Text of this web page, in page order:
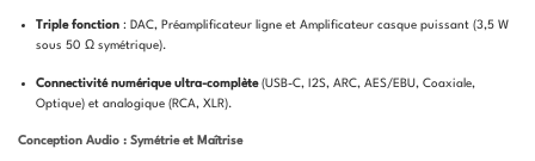
Triple fonction: DAC, Préamplificateur ligne et Amplificateur casque puissant (3,5 W
sous 50 Ω symétrique).
Connectivité numérique ultra-complète(USB-C, I2S, ARC, AES/EBU, Coaxiale,
Optique) et analogique (RCA, XLR).
Conception Audio : Symétrie et Maîtrise